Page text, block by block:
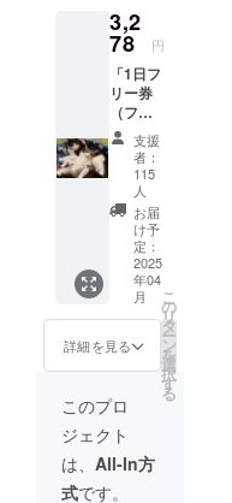
3,2
78 円
「1日フ
リー券
（フ
リード
リンク
＋おも
ちゃ
付）」
1日フ
リー券
はお店
に来て
チケッ
ト提示
しても
の日1日
フェで
遊んで
頂ける
もので
支援
者：
115
人
お届
け予
定：
2025
年04
月
詳細を見る
こ
の
リ
タ
ー
ン
を
選
択
す
る
このプロ
ジェクト
は、 All-In方
式です。